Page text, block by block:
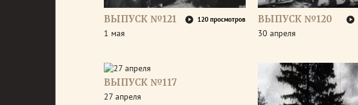
ВЫПУСК №121 120 просмотров
1 мая
ВЫПУСК №120
30 апреля
ВЫПУСК №117
27 апреля